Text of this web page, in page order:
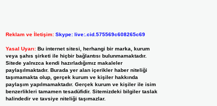
Reklam ve İletişim: Skype: live:.cid.575569c608265c69
Yasal Uyarı: Bu internet sitesi, herhangi bir marka, kurum
veya şahıs şirketi ile hiçbir bağlantısı bulunmamaktadır.
Sitede yalnızca kendi hazırladığımız makaleler
paylaşılmaktadır. Burada yer alan içerikler haber niteliği
taşımamakta olup, gerçek kurum ve kişiler hakkında
paylaşım yapılmamaktadır. Gerçek kurum ve kişiler ile isim
benzerlikleri tamamen tesadüfidir. Sitemizdeki bilgiler taslak
halindedir ve tavsiye niteliği taşımazlar.